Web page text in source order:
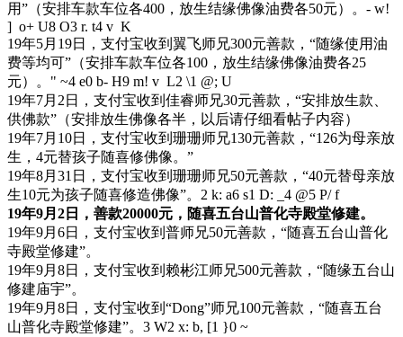
用”（安排车款车位各400，放生结缘佛像油费各50元）。 - w!
] o+ U8 O3 r. t4 v K
19年5月19日，支付宝收到翼飞师兄300元善款，“随缘使用油
费等均可”（安排车款车位各100，放生结缘佛像油费各25
元）。 " ~4 e0 b- H9 m! v L2 \1 @; U
19年7月2日，支付宝收到佳睿师兄30元善款，“安排放生款、
供佛款”（安排放生佛像各半，以后请仔细看帖子内容）
19年7月10日，支付宝收到珊珊师兄130元善款，“126为母亲放
生，4元替孩子随喜修佛像。”
19年8月31日，支付宝收到珊珊师兄50元善款，“40元替母亲放
生10元为孩子随喜修造佛像”。 2 k: a6 s1 D: _4 @5 P/ f
19年9月2日，善款20000元，随喜五台山普化寺殿堂修建。
19年9月6日，支付宝收到普师兄50元善款，“随喜五台山普化
寺殿堂修建”。
19年9月8日，支付宝收到赖彬江师兄500元善款，“随缘五台山
修建庙宇”。
19年9月8日，支付宝收到“Dong”师兄100元善款，“随喜五台
山普化寺殿堂修建”。 3 W2 x: b, [1 }0 ~